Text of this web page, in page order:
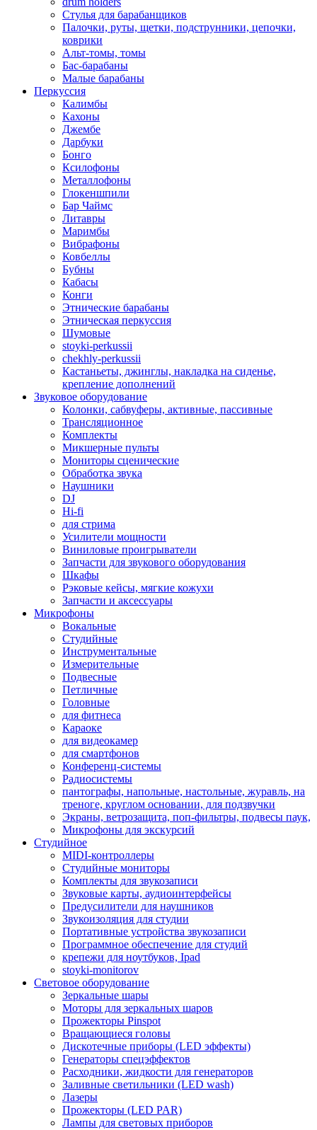
Стулья для барабанщиков
Палочки, руты, щетки, подструнники, цепочки,
коврики
Альт-томы, томы
Бас-барабаны
Малые барабаны
Перкуссия
Калимбы
Кахоны
Джембе
Дарбуки
Бонго
Ксилофоны
Металлофоны
Глокеншпили
Бар Чаймс
Литавры
Маримбы
Вибрафоны
Ковбеллы
Бубны
Кабасы
Конги
Этнические барабаны
Этническая перкуссия
Шумовые
stoyki-perkussii
chekhly-perkussii
Кастаньеты, джинглы, накладка на сиденье,
крепление дополнений
Звуковое оборудование
Колонки, сабвуферы, активные, пассивные
Трансляционное
Комплекты
Микшерные пульты
Мониторы сценические
Обработка звука
Наушники
DJ
Hi-fi
для стрима
Усилители мощности
Виниловые проигрыватели
Запчасти для звукового оборудования
Шкафы
Рэковые кейсы, мягкие кожухи
Запчасти и аксессуары
Микрофоны
Вокальные
Студийные
Инструментальные
Измерительные
Подвесные
Петличные
Головные
для фитнеса
Караоке
для видеокамер
для смартфонов
Конференц-системы
Радиосистемы
пантографы, напольные, настольные, журавль, на
треноге, круглом основании, для подзвучки
Экраны, ветрозащита, поп-фильтры, подвесы паук,
Микрофоны для экскурсий
Студийное
MIDI-контроллеры
Студийные мониторы
Комплекты для звукозаписи
Звуковые карты, аудиоинтерфейсы
Предусилители для наушников
Звукоизоляция для студии
Портативные устройства звукозаписи
Программное обеспечение для студий
крепежи для ноутбуков, Ipad
stoyki-monitorov
Световое оборудование
Зеркальные шары
Моторы для зеркальных шаров
Прожекторы Pinspot
Вращающиеся головы
Дискотечные приборы (LED эффекты)
Генераторы спецэффектов
Расходники, жидкости для генераторов
Заливные светильники (LED wash)
Лазеры
Прожекторы (LED PAR)
Лампы для световых приборов